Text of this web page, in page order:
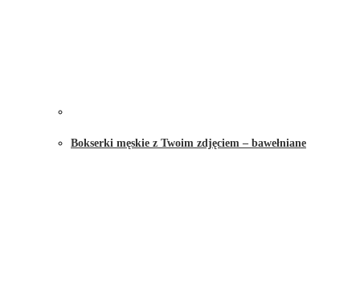
Bokserki męskie z Twoim zdjęciem – bawełniane